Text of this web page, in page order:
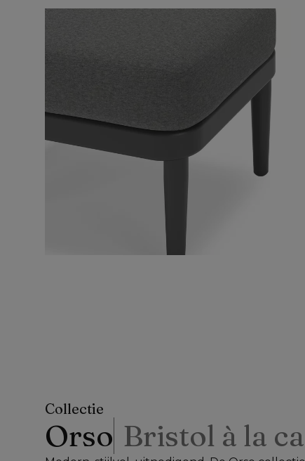
Collectie
Orso Bristol à la